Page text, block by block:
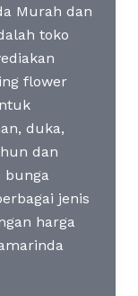
Murah dan
toko
flower
duka,
dan
bunga
jenis
harga